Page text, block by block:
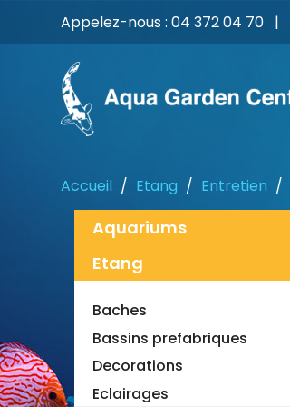
Appelez-nous : 04 372 04 70 |
Accueil Etang Entretien
Aquariums
Etang
Baches
Bassins prefabriques
Decorations
Eclairages